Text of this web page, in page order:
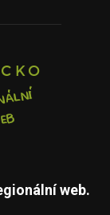
web.